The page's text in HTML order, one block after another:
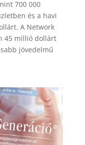
700 000
és a havi
A Network
45 millió dollárt
jövedelmű